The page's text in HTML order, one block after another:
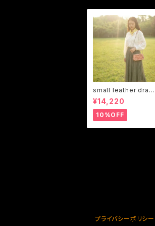
small leather draws
tring bag (Shooter1
3 change the desig
n)
¥14,220
10%OFF
プライバシーポリシー